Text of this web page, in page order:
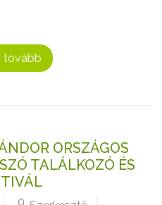
tovább
ORSZÁGOS
TALÁLKOZÓ ÉS